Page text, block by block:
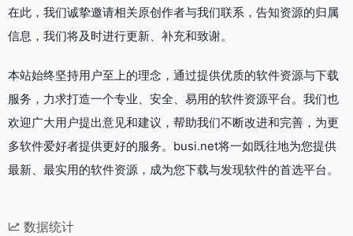
在此，我们诚挚邀请相关原创作者与我们联系，告知资源的归属
信息，我们将及时进行更新、补充和致谢。
本站始终坚持用户至上的理念，通过提供优质的软件资源与下载
服务，力求打造一个专业、安全、易用的软件资源平台。我们也
欢迎广大用户提出意见和建议，帮助我们不断改进和完善，为更
多软件爱好者提供更好的服务。busi.net将一如既往地为您提供
最新、最实用的软件资源，成为您下载与发现软件的首选平台。
数据统计